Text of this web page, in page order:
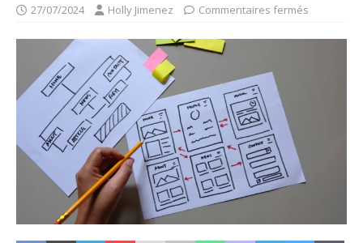
27/07/2024 Holly Jimenez Commentaires fermés